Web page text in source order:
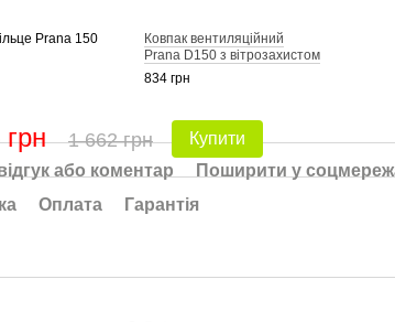
Prana 150
Ковпак вентиляційний
Prana D150 з вітрозахистом
834 грн
1 662 грн Купити
або коментар
Поширити у
Оплата Гарантія